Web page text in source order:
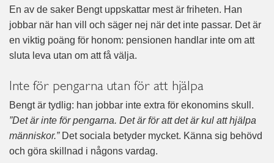
En av de saker Bengt uppskattar mest är friheten. Han
jobbar när han vill och säger nej när det inte passar. Det är
en viktig poäng för honom: pensionen handlar inte om att
sluta leva utan om att få välja.
Inte för pengarna utan för att hjälpa
Bengt är tydlig: han jobbar inte extra för ekonomins skull.
”Det är inte för pengarna. Det är för att det är kul att hjälpa
människor.” Det sociala betyder mycket. Känna sig behövd
och göra skillnad i någons vardag.